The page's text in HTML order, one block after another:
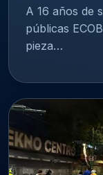
A 16 años de
públicas
pieza…